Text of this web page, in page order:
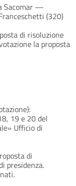
Sacomar —
(320)
di risoluzione
la proposta
19 e 20 del
Ufficio di
di
presidenza.